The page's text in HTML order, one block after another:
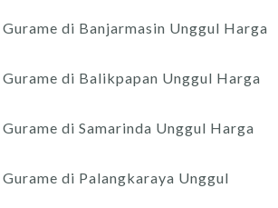
di Banjarmasin Unggul Harga
di Balikpapan Unggul Harga
di Samarinda Unggul Harga
di Palangkaraya Unggul